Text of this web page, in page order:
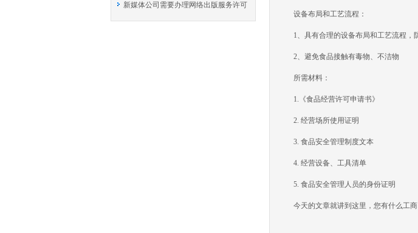
新媒体公司需要办理网络出版服务许可
设备布局和工艺流程：
1、具有合理的设备布局和工艺流程，
2、避免食品接触有毒物、不洁物
所需材料：
1.《食品经营许可申请书》
2. 经营场所使用证明
3. 食品安全管理制度文本
4. 经营设备、工具清单
5. 食品安全管理人员的身份证明
今天的文章就讲到这里，您有什么工商